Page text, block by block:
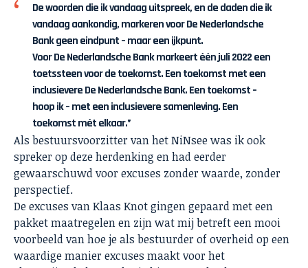
De woorden die ik vandaag uitspreek, en de daden die ik
vandaag aankondig, markeren voor De Nederlandsche
Bank geen eindpunt – maar een ijkpunt.
Voor De Nederlandsche Bank markeert één juli 2022 een
toetssteen voor de toekomst. Een toekomst met een
inclusievere De Nederlandsche Bank. Een toekomst –
hoop ik – met een inclusievere samenleving. Een
toekomst mét elkaar.”
Als bestuursvoorzitter van hetNiNseewas ik ook
spreker op deze herdenking en had eerder
gewaarschuwd voor excuses zonder waarde, zonder
perspectief.
De excuses vanKlaas Knotgingen gepaard met een
pakket maatregelen en zijn wat mij betreft een mooi
voorbeeld van hoe je als bestuurder of overheid op een
waardige manier excuses maakt voor het